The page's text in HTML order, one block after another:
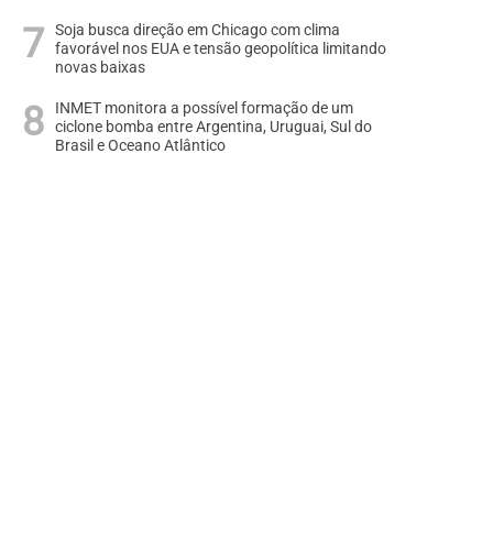
Soja busca direção em Chicago com clima
favorável nos EUA e tensão geopolítica limitando
novas baixas
INMET monitora a possível formação de um
ciclone bomba entre Argentina, Uruguai, Sul do
Brasil e Oceano Atlântico